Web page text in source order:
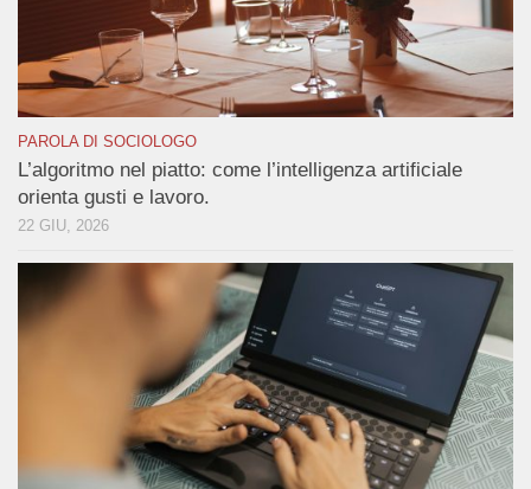
PAROLA DI SOCIOLOGO
L’algoritmo nel piatto: come l’intelligenza artificiale
orienta gusti e lavoro.
22 GIU, 2026